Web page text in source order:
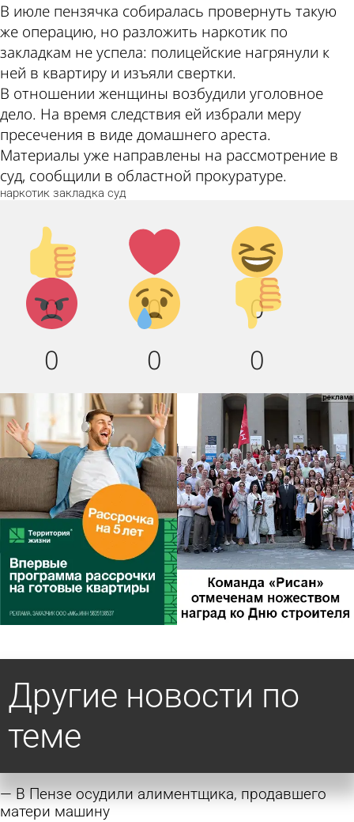
В июле пензячка собиралась провернуть такую
же операцию, но разложить наркотик по
закладкам не успела: полицейские нагрянули к
ней в квартиру и изъяли свертки.
В отношении женщины возбудили уголовное
дело. На время следствия ей избрали меру
пресечения в виде домашнего ареста.
Материалы уже направлены на рассмотрение в
суд, сообщили в областной прокуратуре.
наркотик закладка суд
Палец
вверх!
0
Лайк!
0
Дикий
смех!
0
Агрессия!
0
Грусть
:(
0
Палец
вниз!
0
Другие новости по
теме
В Пензе осудили алиментщика, продавшего
матери машину